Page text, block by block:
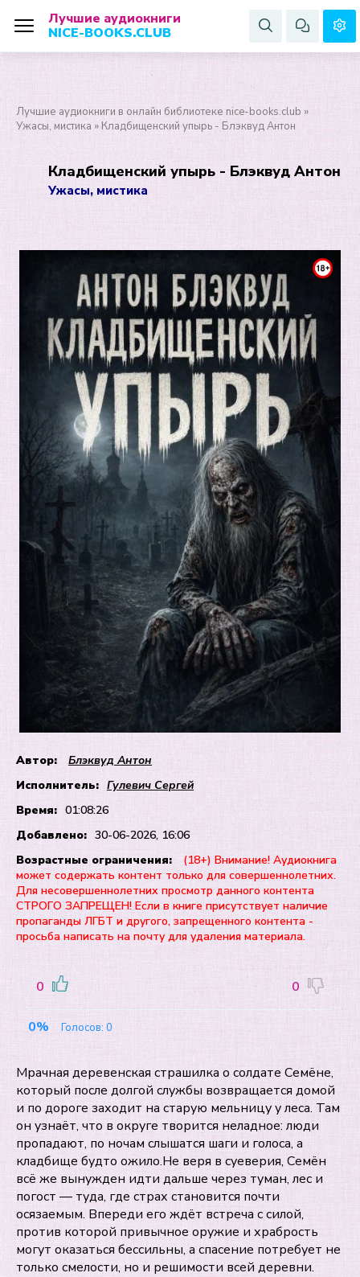
Лучшие аудиокниги
NICE-BOOKS.CLUB
Лучшие аудиокниги в онлайн библиотеке nice-books.club »
Ужасы, мистика » Кладбищенский упырь - Блэквуд Антон
Кладбищенский упырь - Блэквуд Антон
Ужасы, мистика
Автор:
Блэквуд Антон
Исполнитель: Гулевич Сергей
Время: 01:08:26
Добавлено: 30-06-2026, 16:06
Возрастные ограничения:
(18+) Внимание! Аудиокнига
может содержать контент только для совершеннолетних.
Для несовершеннолетних просмотр данного контента
СТРОГО ЗАПРЕЩЕН! Если в книге присутствует наличие
пропаганды ЛГБТ и другого, запрещенного контента -
просьба написать на почту для удаления материала.
0 0
0% Голосов: 0
Мрачная деревенская страшилка о солдате Семёне,
который после долгой службы возвращается домой
и по дороге заходит на старую мельницу у леса. Там
он узнаёт, что в округе творится неладное: люди
пропадают, по ночам слышатся шаги и голоса, а
кладбище будто ожило.Не веря в суеверия, Семён
всё же вынужден идти дальше через туман, лес и
погост — туда, где страх становится почти
осязаемым. Впереди его ждёт встреча с силой,
против которой привычное оружие и храбрость
могут оказаться бессильны, а спасение потребует не
только смелости, но и решимости всей деревни.